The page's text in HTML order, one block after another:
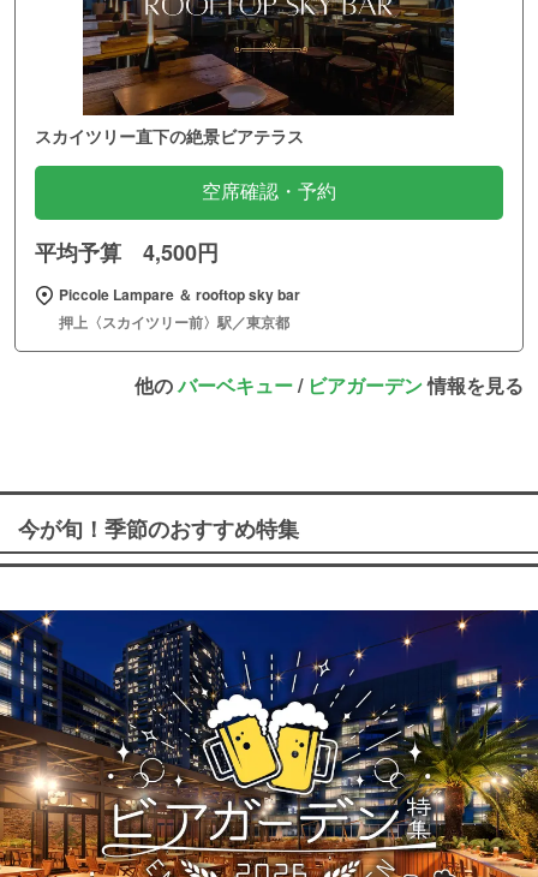
スカイツリー直下の絶景ビアテラス
空席確認・予約
平均予算 4,500円
Piccole Lampare ＆ rooftop sky bar
押上〈スカイツリー前〉駅／東京都
他のバーベキュー/ ビアガーデン情報を見る
今が旬！季節のおすすめ特集